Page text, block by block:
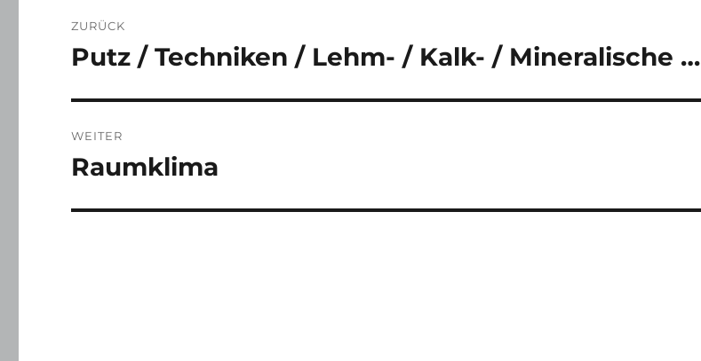
ZURÜCK
Vorheriger
Putz / Techniken / Lehm- / Kalk- / Mineralische …
WEITER
Nächster
Raumklima